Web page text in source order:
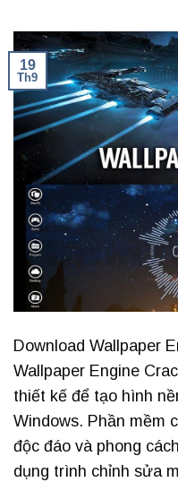
19
Th9
Download Wallpaper
Wallpaper Engine
thiết kế để tạo hình
Windows. Phần mềm
độc đáo và phong
dụng trình chỉnh sửa